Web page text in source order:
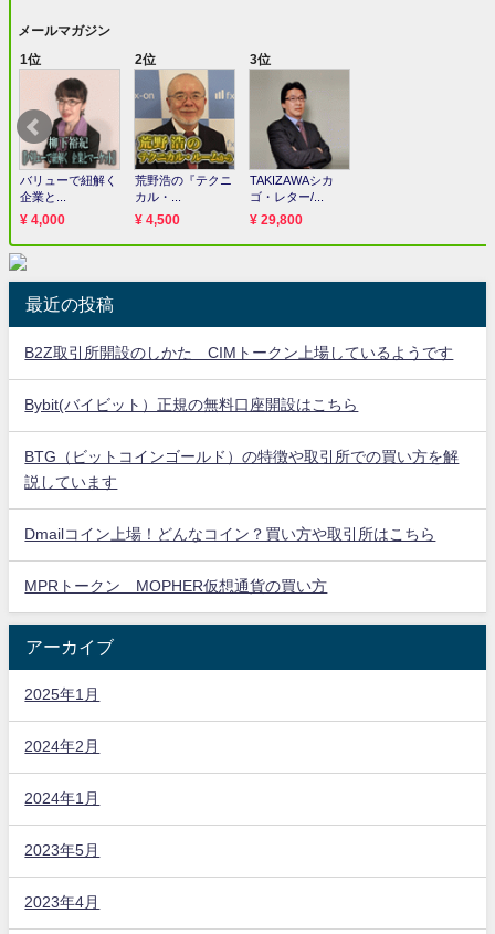
最近の投稿
B2Z取引所開設のしかた CIMトークン上場しているようです
Bybit(バイビット）正規の無料口座開設はこちら
BTG（ビットコインゴールド）の特徴や取引所での買い方を解
説しています
Dmailコイン上場！どんなコイン？買い方や取引所はこちら
MPRトークン MOPHER仮想通貨の買い方
アーカイブ
2025年1月
2024年2月
2024年1月
2023年5月
2023年4月